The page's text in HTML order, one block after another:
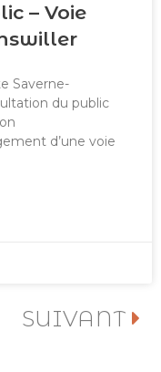
– Voie
Saverne-
du public
d’une voie
SUIVANT